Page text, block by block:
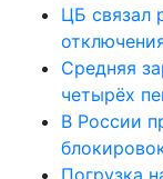
ЦБ связал
Средняя
четырёх
В России
Погрузка